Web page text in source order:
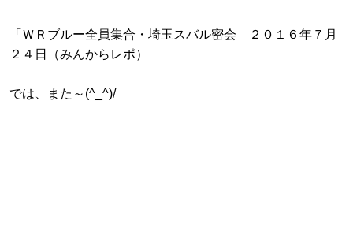
「ＷＲブルー全員集合・埼玉スバル密会 ２０１６年７月
２４日（みんからレポ）
では、また～(^_^)/